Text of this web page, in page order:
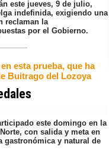
este jueves, 9 de julio,
indefinida, exigiendo una
reclaman la
por el Gobierno.
esta prueba, que ha
Buitrago del Lozoya
este domingo en la
con salida y meta en
gastronómica y natural de